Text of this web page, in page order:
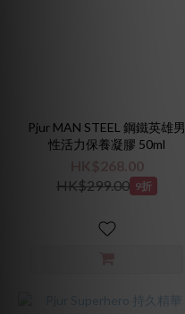
Pjur MAN STEEL 鋼鐵英雄男
性活力保養凝膠 50ml
HK$268.00
HK$299.00 9折